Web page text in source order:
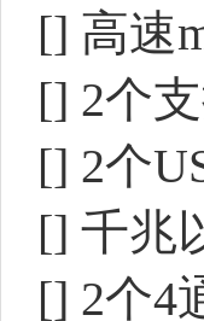
[] 高速
[] 2个
[] 2个
[] 千兆
[] 2个4